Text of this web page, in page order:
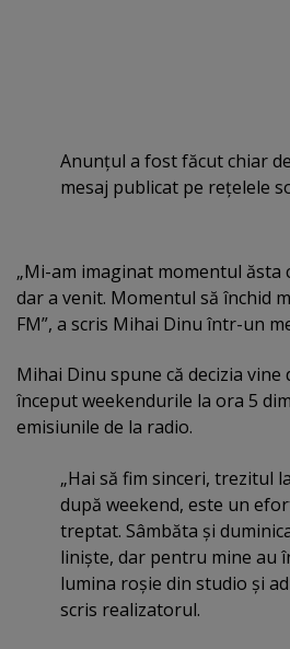
Anunţul a fost făcut chiar
mesaj publicat pe reţelele
„Mi-am imaginat momentul ăsta
dar a venit. Momentul să închid
FM”, a scris Mihai Dinu într-un
Mihai Dinu spune că decizia vine
început weekendurile la ora 5
emisiunile de la radio.
„Hai să fim sinceri, trezitul
după weekend, este un
treptat. Sâmbăta şi
linişte, dar pentru mine au
lumina roşie din studio şi
scris realizatorul.